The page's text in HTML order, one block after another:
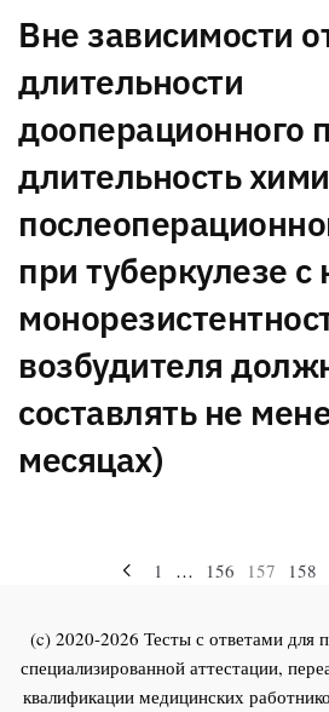
Вне зависимости
длительности
дооперационного
длительность
при туберкулезе
возбудителя
составлять не
месяцах)
1 … 156 157 158
(c) 2020-2026 Тесты с ответами для
специализированной аттестации,
квалификации медицинских